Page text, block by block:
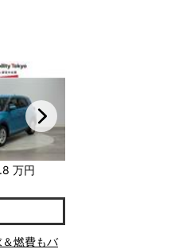
万円
燃費もバ